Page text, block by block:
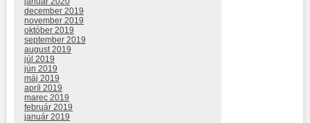
december 2019
november 2019
október 2019
september 2019
august 2019
júl 2019
jún 2019
máj 2019
apríl 2019
marec 2019
február 2019
január 2019